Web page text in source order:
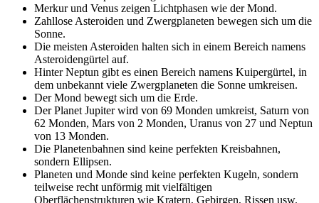
Merkur und Venus zeigen Lichtphasen wie der Mond.
Zahllose Asteroiden und Zwergplaneten bewegen sich um die
Sonne.
Die meisten Asteroiden halten sich in einem Bereich namens
Asteroidengürtel auf.
Hinter Neptun gibt es einen Bereich namens Kuipergürtel, in
dem unbekannt viele Zwergplaneten die Sonne umkreisen.
Der Mond bewegt sich um die Erde.
Der Planet Jupiter wird von 69 Monden umkreist, Saturn von
62 Monden, Mars von 2 Monden, Uranus von 27 und Neptun
von 13 Monden.
Die Planetenbahnen sind keine perfekten Kreisbahnen,
sondern Ellipsen.
Planeten und Monde sind keine perfekten Kugeln, sondern
teilweise recht unförmig mit vielfältigen
Oberflächenstrukturen wie Kratern, Gebirgen, Rissen usw.